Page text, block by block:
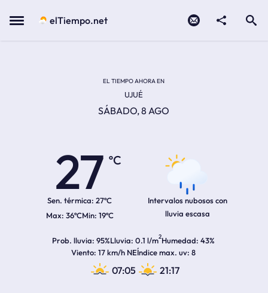
Menu elTiempo.net
EL TIEMPO AHORA EN
UJUÉ
SÁBADO, 8 AGO
27
ºC
Sen. térmica: 27ºC
36ºC 19ºC
Intervalos nubosos con
lluvia escasa
Prob. lluvia 95%Lluvia 0.1 l/m2Humedad 43%
Viento 17 km/h NEÍndice max. uv 8
07:05 21:17